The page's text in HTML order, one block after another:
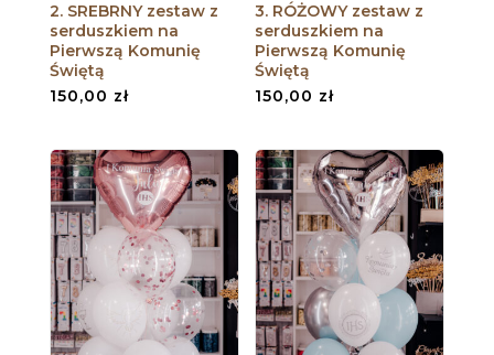
2. SREBRNY zestaw z
serduszkiem na
Pierwszą Komunię
Świętą
150,00 zł
3. RÓŻOWY zestaw z
serduszkiem na
Pierwszą Komunię
Świętą
150,00 zł